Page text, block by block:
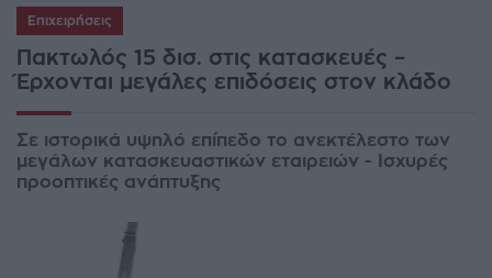
Επιχειρήσεις
Πακτωλός 15 δισ. στις κατασκευές –
Έρχονται μεγάλες επιδόσεις στον κλάδο
Σε ιστορικά υψηλό επίπεδο το ανεκτέλεστο των
μεγάλων κατασκευαστικών εταιρειών - Ισχυρές
προοπτικές ανάπτυξης